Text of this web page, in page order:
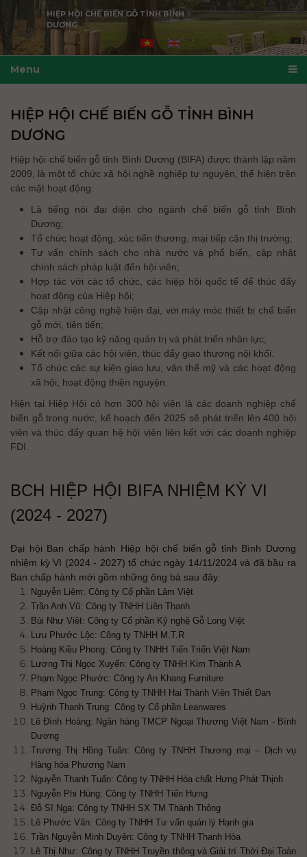
HIỆP HỘI CHẾ BIẾN GỖ TỈNH BÌNH
DƯƠNG
Menu
HIỆP HỘI CHẾ BIẾN GỖ TỈNH BÌNH
DƯƠNG
Hiệp hội chế biến gỗ tỉnh Bình Dương (BIFA) được thành lập năm
2009, là một tổ chức xã hội nghề nghiệp tự nguyện, thể hiện trên
các mặt hoạt động:
Là tiếng nói đại diện cho ngành chế biến gỗ tỉnh Bình
Dương;
Tổ chức hoạt động, xúc tiến thương, mại tiếp cận thị trường;
Tư vấn chính sách cho nhà nước và phổ biến, cập nhật
chính sách pháp luật đến hội viên;
Hợp tác với các tổ chức, các hiệp hội quốc tế để thúc đẩy
hoạt động của Hiệp hội;
Cập nhật công nghệ hiện đại, với máy móc thiết bị chế biến
gỗ mới, tiên tiến;
Hỗ trợ đào tạo kỹ năng quản trị và phát triển nhân lực;
Kết nối giữa các hội viên, thúc đẩy giao thương nội khối.
Tổ chức các sự kiện giao lưu, văn thể mỹ và các hoạt động
xã hội, hoạt động thiện nguyện.
Hiện tại Hiệp Hội có hơn 300 hội viên là các doanh nghiệp chế
biến gỗ trong nước, kế hoạch đến 2025 sẽ phát triển lên 400 hội
viên và thúc đẩy quan hệ hội viên liên kết với các doanh nghiệp
FDI.
BCH HIỆP HỘI BIFA NHIỆM KỲ VI
(2024 - 2027)
Đại hội Ban chấp hành Hiệp hội chế biến gỗ tỉnh Bình Dương
nhiệm kỳ VI (2024 - 2027) tổ chức ngày 14/11/2024 và đã bầu ra
Ban chấp hành mới gồm những ông bà sau đây:
Nguyễn Liêm: Công ty Cổ phần Lâm Việt
Trần Anh Vũ: Công ty TNHH Liên Thanh
Bùi Như Việt: Công ty Cổ phần Kỹ nghệ Gỗ Long Việt
Lưu Phước Lộc: Công ty TNHH M.T.R
Hoàng Kiều Phong: Công ty TNHH Tiến Triển Việt Nam
Lương Thị Ngọc Xuyến: Công ty TNHH Kim Thành A
Phạm Ngọc Phước: Công ty An Khang Furniture
Phạm Ngọc Trung: Công ty TNHH Hai Thành Viên Thiết Đan
Huỳnh Thanh Trung: Công ty Cổ phần Leanwares
Lê Đình Hoàng: Ngân hàng TMCP Ngoại Thương Việt Nam - Bình
Dương
Trương Thị Hồng Tuân: Công ty TNHH Thương mại – Dịch vụ
Hàng hóa Phương Nam
Nguyễn Thanh Tuấn: Công ty TNHH Hóa chất Hưng Phát Thịnh
Nguyễn Phi Hùng: Công ty TNHH Tiến Hưng
Đỗ Sĩ Nga: Công ty TNHH SX TM Thành Thông
Lê Phước Vân: Công ty TNHH Tư vấn quản lý Hạnh gia
Trần Nguyễn Minh Duyên: Công ty TNHH Thanh Hòa
Lê Thị Như: Công ty TNHH Truyền thông và Giải trí Thời Đại Toàn